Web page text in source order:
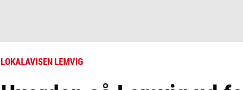
LOKALAVISEN LEMVIG